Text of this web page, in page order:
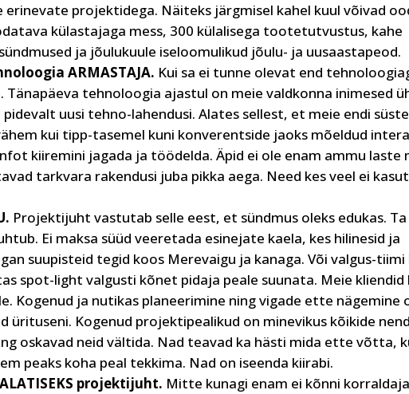
projektidega. Näiteks järgmisel kahel kuul võivad
külastajaga mess, 300 külalisega tootetutvustus, kahe
ja jõulukuule iseloomulikud jõulu- ja uusaastapeod.
ARMASTAJA. Kui sa ei tunne olevat end
Tänapäeva tehnoloogia ajastul on meie valdkonna inimesed
uusi tehno-lahendusi. Alates sellest, et meie endi
kui tipp-tasemel kuni konverentside jaoks mõeldud
kiiremini jagada ja töödelda. Äpid ei ole enam ammu laste
tarkvara rakendusi juba pikka aega. Need kes veel ei
Projektijuht vastutab selle eest, et sündmus oleks edukas.
Ei maksa süüd veeretada esinejate kaela, kes hilinesid ja
suupisteid tegid koos Merevaigu ja kanaga. Või valgus-tiimi
spot-light valgusti kõnet pidaja peale suunata. Meie kliendid
Kogenud ja nutikas planeerimine ning vigade ette nägemine
ürituseni. Kogenud projektipealikud on minevikus kõikide
oskavad neid vältida. Nad teavad ka hästi mida ette võtta,
peaks koha peal tekkima. Nad on iseenda kiirabi.
projektijuht. Mitte kunagi enam ei kõnni